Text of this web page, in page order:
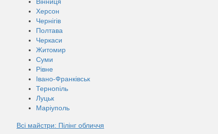
Херсон
Чернігів
Полтава
Черкаси
Житомир
Суми
Рівне
Івано-Франківськ
Тернопіль
Луцьк
Маріуполь
Всі майстри: Пілінг обличчя